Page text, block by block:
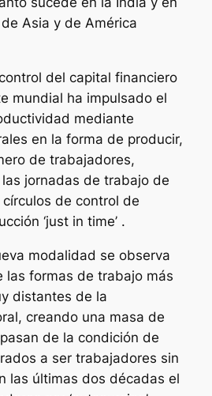
Asia y de América
del capital financiero
mundial ha impulsado el
mediante
en la forma de producir,
de trabajadores,
jornadas de trabajo de
de control de
‘just in time’ .
modalidad se observa
las formas de trabajo más
distantes de la
creando una masa de
de la condición de
a ser trabajadores sin
las últimas dos décadas el